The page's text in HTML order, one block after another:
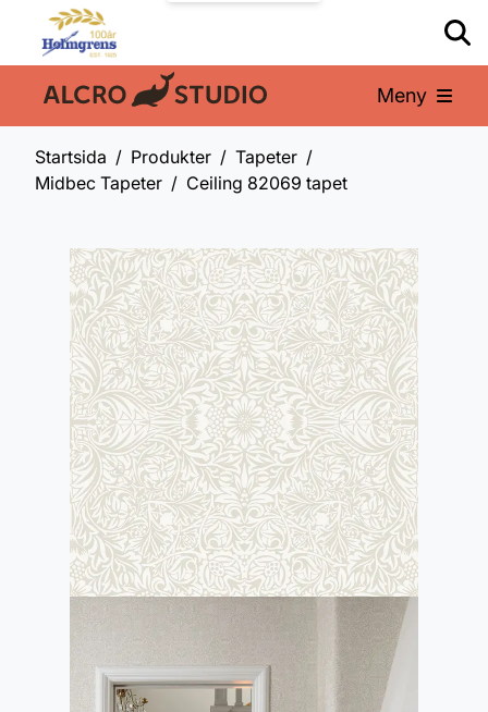
En del av: Meny
Startsida Produkter
Tapeter
Midbec Tapeter
Ceiling 82069 tapet